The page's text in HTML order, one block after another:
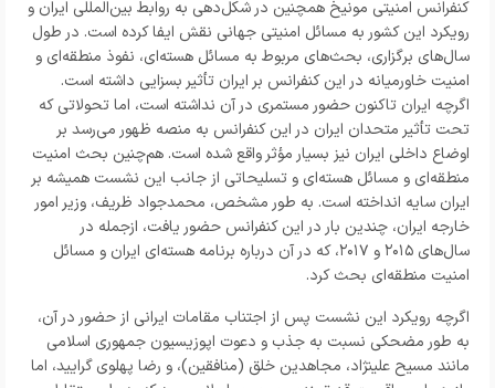
کنفرانس امنیتی مونیخ همچنین در شکل‌دهی به روابط بین‌المللی ایران و
رویکرد این کشور به مسائل امنیتی جهانی نقش ایفا کرده است. در طول
سال‌های برگزاری، بحث‌های مربوط به مسائل هسته‌ای، نفوذ منطقه‌ای و
امنیت خاورمیانه در این کنفرانس بر ایران تأثیر بسزایی داشته است.
اگرچه ایران تاکنون حضور مستمری در آن نداشته است، اما تحولاتی که
تحت تأثیر متحدان ایران در این کنفرانس به منصه ظهور می‌رسد بر
اوضاع داخلی ایران نیز بسیار مؤثر واقع شده است. هم‌چنین بحث امنیت
منطقه‌ای و مسائل هسته‌ای و تسلیحاتی از جانب این نشست همیشه بر
ایران سایه انداخته است. به طور مشخص، محمدجواد ظریف، وزیر امور
خارجه ایران، چندین بار در این کنفرانس حضور یافت، ازجمله در
سال‌های ۲۰۱۵ و ۲۰۱۷، که در آن درباره برنامه هسته‌ای ایران و مسائل
امنیت منطقه‌ای بحث کرد.
اگرچه رویکرد این نشست پس از اجتناب مقامات ایرانی از حضور در آن،
به طور مضحکی نسبت به جذب و دعوت اپوزیسیون جمهوری اسلامی
مانند مسیح علینژاد، مجاهدین خلق (منافقین)، و رضا پهلوی گرایید، اما